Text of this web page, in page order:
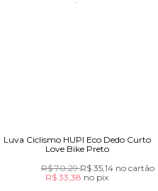
Luva Ciclismo HUPI Eco Dedo Curto
Love Bike Preto
R$ 70,29R$ 35,14 no cartão
R$ 33,38 no pix